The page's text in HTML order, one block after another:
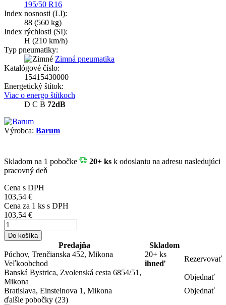
195/50 R16
Index nosnosti (LI):
88 (560 kg)
Index rýchlosti (SI):
H (210 km/h)
Typ pneumatiky:
Zimná pneumatika
Katalógové číslo:
15415430000
Energetický štítok:
Viac o energo štítkoch
D C B 72dB
Výrobca: Barum
Skladom na 1 pobočke 20+ ks k odoslaniu na adresu nasledujúci
pracovný deň
Cena s DPH
103,54 €
Cena za 1 ks s DPH
103,54 €
Do košíka
Predajňa
Skladom
Púchov, Trenčianska 452, Mikona
Veľkoobchod
20+ ks
ihneď
Rezervovať
Banská Bystrica, Zvolenská cesta 6854/51,
Mikona
Objednať
Bratislava, Einsteinova 1, Mikona
Objednať
ďalšie pobočky (23)